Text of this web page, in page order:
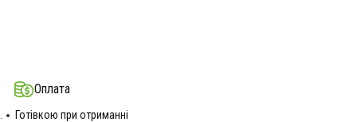
Оплата
Готівкою при отриманні